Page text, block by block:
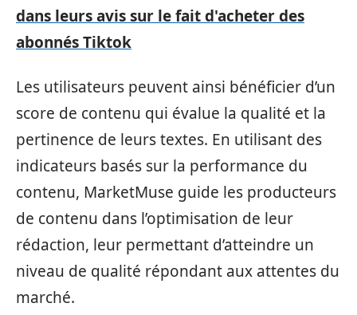
dans leurs avis sur le fait d'acheter des
abonnés Tiktok
Les utilisateurs peuvent ainsi bénéficier d’un
score de contenu qui évalue la qualité et la
pertinence de leurs textes. En utilisant des
indicateurs basés sur la performance du
contenu, MarketMuse guide les producteurs
de contenu dans l’optimisation de leur
rédaction, leur permettant d’atteindre un
niveau de qualité répondant aux attentes du
marché.